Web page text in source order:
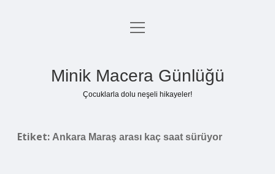
Anasayfa
menüyü
Minik Macera Günlüğü
Çocuklarla dolu neşeli hikayeler!
Etiket: Ankara Maraş arası kaç saat sürüyor